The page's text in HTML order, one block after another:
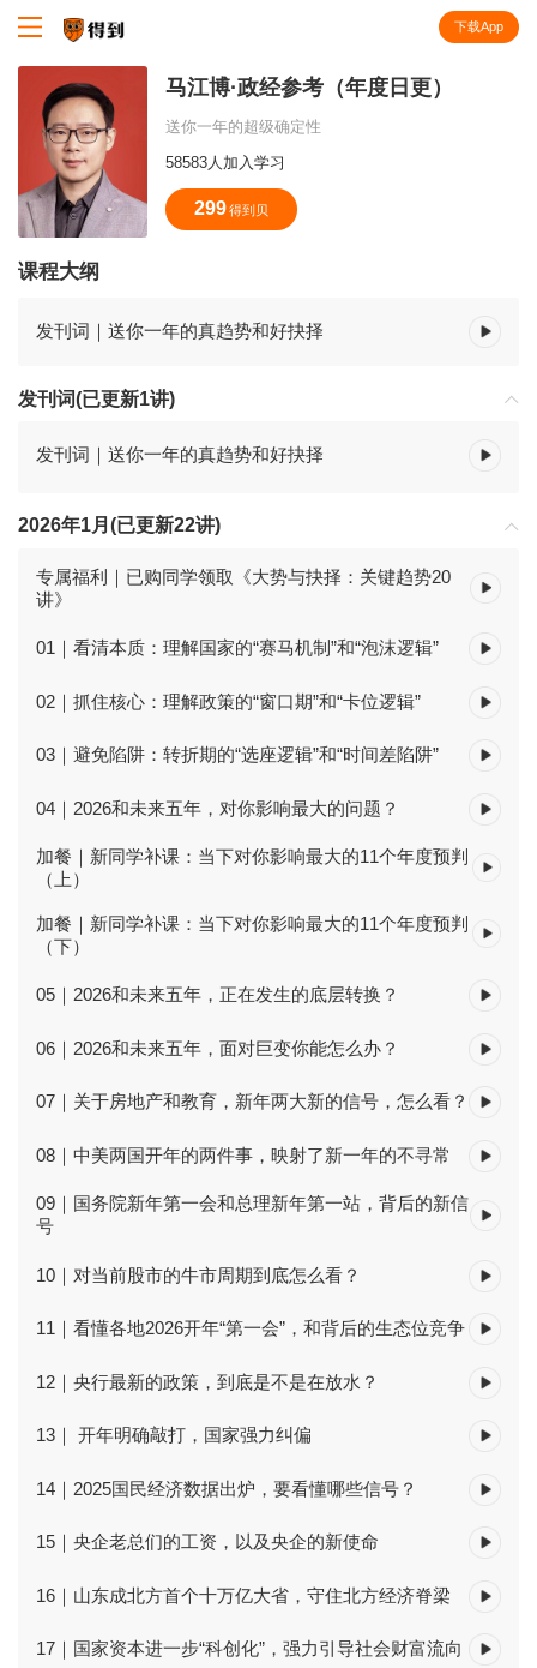
下载App
马江博·政经参考（年度日更）
送你一年的超级确定性
58583人加入学习
299 得到贝
课程大纲
发刊词｜送你一年的真趋势和好抉择
发刊词(已更新1讲)
发刊词｜送你一年的真趋势和好抉择
2026年1月(已更新22讲)
专属福利｜已购同学领取《大势与抉择：关键趋势20
讲》
01｜看清本质：理解国家的“赛马机制”和“泡沫逻辑”
02｜抓住核心：理解政策的“窗口期”和“卡位逻辑”
03｜避免陷阱：转折期的“选座逻辑”和“时间差陷阱”
04｜2026和未来五年，对你影响最大的问题？
加餐｜新同学补课：当下对你影响最大的11个年度预判
（上）
加餐｜新同学补课：当下对你影响最大的11个年度预判
（下）
05｜2026和未来五年，正在发生的底层转换？
06｜2026和未来五年，面对巨变你能怎么办？
07｜关于房地产和教育，新年两大新的信号，怎么看？
08｜中美两国开年的两件事，映射了新一年的不寻常
09｜国务院新年第一会和总理新年第一站，背后的新信
号
10｜对当前股市的牛市周期到底怎么看？
11｜看懂各地2026开年“第一会”，和背后的生态位竞争
12｜央行最新的政策，到底是不是在放水？
13｜ 开年明确敲打，国家强力纠偏
14｜2025国民经济数据出炉，要看懂哪些信号？
15｜央企老总们的工资，以及央企的新使命
16｜山东成北方首个十万亿大省，守住北方经济脊梁
17｜国家资本进一步“科创化”，强力引导社会财富流向